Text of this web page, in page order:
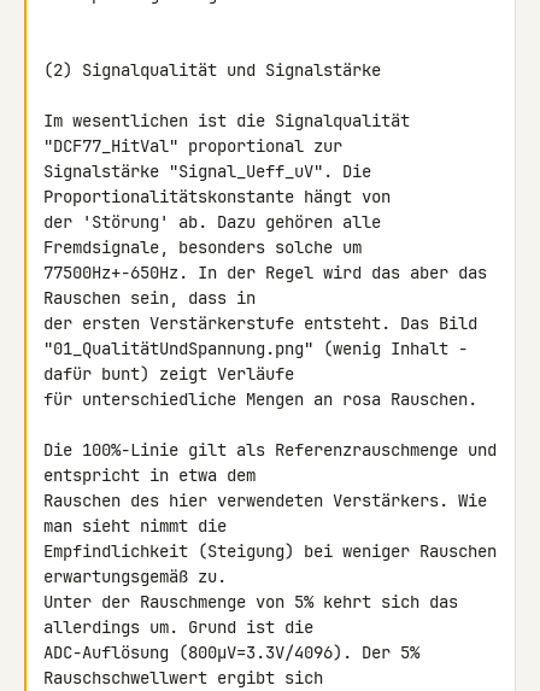
(2) Signalqualität und Signalstärke
Im wesentlichen ist die Signalqualität
"DCF77_HitVal" proportional zur
Signalstärke "Signal_Ueff_uV". Die
Proportionalitätskonstante hängt von
der 'Störung' ab. Dazu gehören alle
Fremdsignale, besonders solche um
77500Hz+-650Hz. In der Regel wird das aber das
Rauschen sein, dass in
der ersten Verstärkerstufe entsteht. Das Bild
"01_QualitätUndSpannung.png" (wenig Inhalt -
dafür bunt) zeigt Verläufe
für unterschiedliche Mengen an rosa Rauschen.
Die 100%-Linie gilt als Referenzrauschmenge und
entspricht in etwa dem
Rauschen des hier verwendeten Verstärkers. Wie
man sieht nimmt die
Empfindlichkeit (Steigung) bei weniger Rauschen
erwartungsgemäß zu.
Unter der Rauschmenge von 5% kehrt sich das
allerdings um. Grund ist die
ADC-Auflösung (800µV=3.3V/4096). Der 5%
Rauschschwellwert ergibt sich